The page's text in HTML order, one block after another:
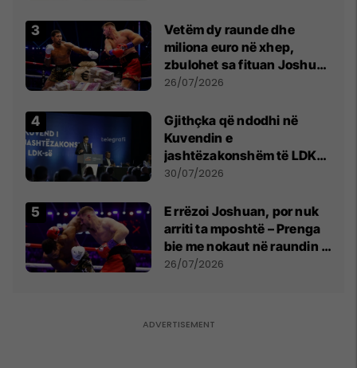
Vetëm dy raunde dhe
miliona euro në xhep,
zbulohet sa fituan Joshua
e Prenga
26/07/2026
Gjithçka që ndodhi në
Kuvendin e
jashtëzakonshëm të LDK-
së
30/07/2026
E rrëzoi Joshuan, por nuk
arriti ta mposhtë – Prenga
bie me nokaut në raundin e
dytë
26/07/2026